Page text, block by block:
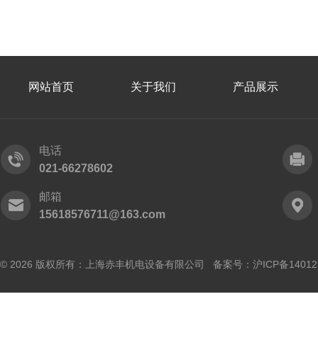
网站首页 关于我们 产品展示
电话
021-66278602
邮箱
15618576711@163.com
© 2026 版权所有：上海赤丰机电设备有限公司 备案号： 沪ICP备